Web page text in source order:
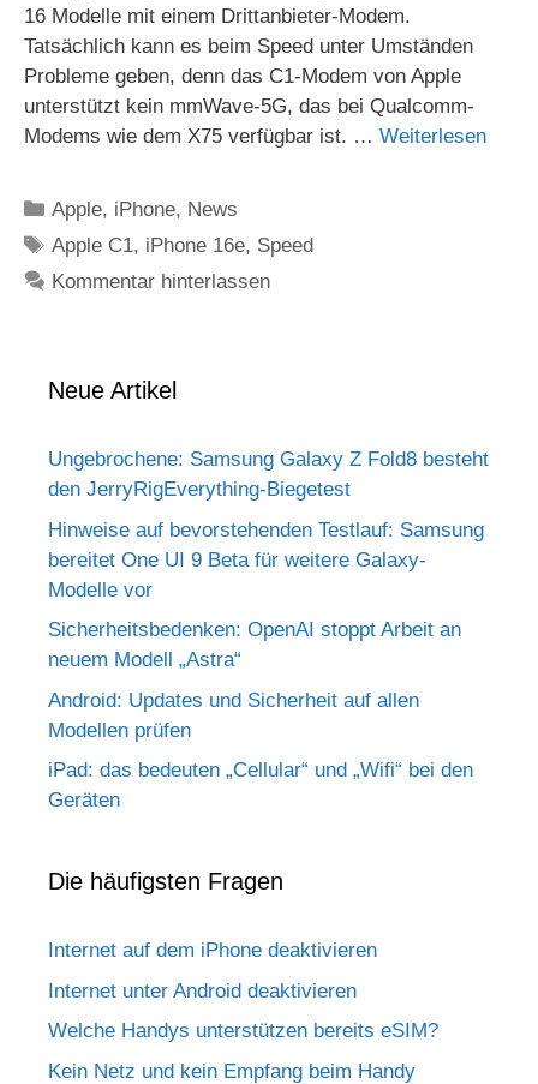
16 Modelle mit einem Drittanbieter-Modem.
Tatsächlich kann es beim Speed unter Umständen
Probleme geben, denn das C1-Modem von Apple
unterstützt kein mmWave-5G, das bei Qualcomm-
Modems wie dem X75 verfügbar ist. … Weiterlesen
Kategorien
Apple, iPhone, News
Schlagwörter
Apple C1, iPhone 16e, Speed
Kommentar hinterlassen
Neue Artikel
Ungebrochene: Samsung Galaxy Z Fold8 besteht
den JerryRigEverything-Biegetest
Hinweise auf bevorstehenden Testlauf: Samsung
bereitet One UI 9 Beta für weitere Galaxy-
Modelle vor
Sicherheitsbedenken: OpenAI stoppt Arbeit an
neuem Modell „Astra“
Android: Updates und Sicherheit auf allen
Modellen prüfen
iPad: das bedeuten „Cellular“ und „Wifi“ bei den
Geräten
Die häufigsten Fragen
Internet auf dem iPhone deaktivieren
Internet unter Android deaktivieren
Welche Handys unterstützen bereits eSIM?
Kein Netz und kein Empfang beim Handy